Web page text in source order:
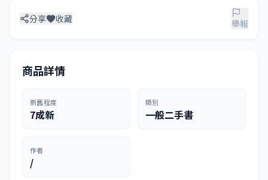
分享 收藏 舉報
商品詳情
新舊程度
7成新
類別
一般二手書
作者
/